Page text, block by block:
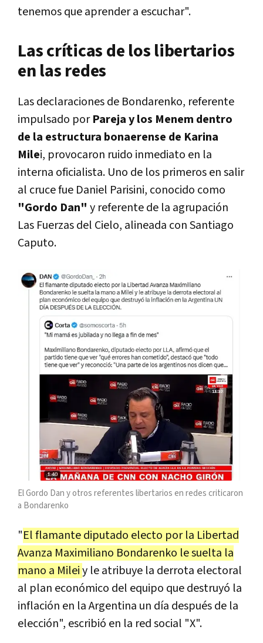
tenemos que aprender a escuchar".
Las críticas de los libertarios
en las redes
Las declaraciones de Bondarenko, referente
impulsado porPareja y los Menem dentro
de la estructura bonaerense de Karina
Milei, provocaron ruido inmediato en la
interna oficialista. Uno de los primeros en salir
al cruce fue Daniel Parisini, conocido como
"Gordo Dan" y referente de la agrupación
Las Fuerzas del Cielo, alineada con Santiago
Caputo.
El Gordo Dan y otros referentes libertarios en redes criticaron
a Bondarenko
"El flamante diputado electo por la Libertad
Avanza Maximiliano Bondarenko le suelta la
mano a Mileiy le atribuye la derrota electoral
al plan económico del equipo que destruyó la
inflación en la Argentina un día después de la
elección", escribió en la red social "X".